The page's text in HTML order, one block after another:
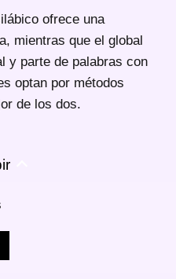
ofrece una
mientras que el global
y parte de palabras con
optan por métodos
de los dos.